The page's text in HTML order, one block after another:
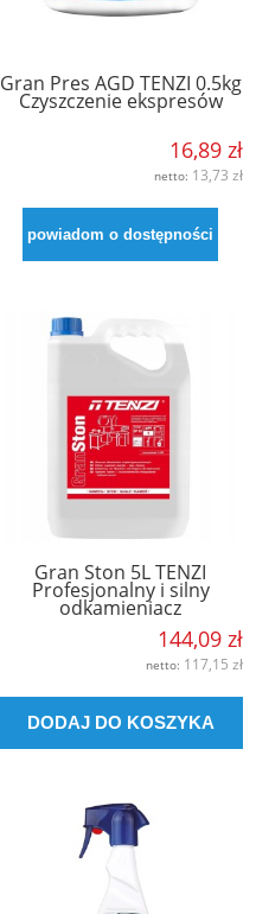
Gran Pres AGD TENZI 0.5kg
Czyszczenie ekspresów
16,89 zł
netto: 13,73 zł
powiadom o dostępności
Gran Ston 5L TENZI
Profesjonalny i silny
odkamieniacz
144,09 zł
netto: 117,15 zł
DODAJ DO KOSZYKA